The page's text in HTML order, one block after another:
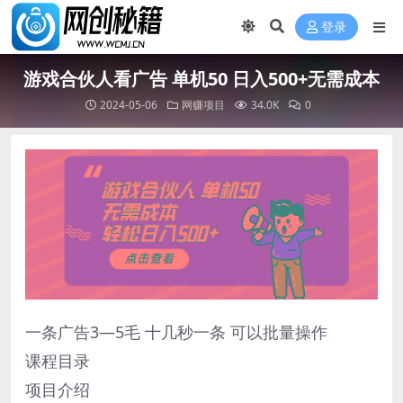
登录
游戏合伙人看广告 单机50 日入500+无需成本
2024-05-06 网赚项目 34.0K 0
一条广告3—5毛 十几秒一条 可以批量操作
课程目录
项目介绍